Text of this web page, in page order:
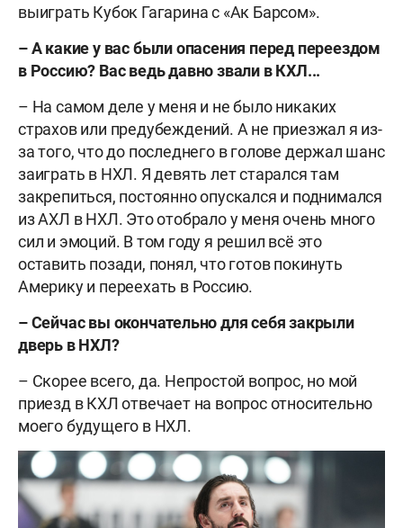
выиграть Кубок Гагарина с «Ак Барсом».
–А какие у вас были опасения перед переездом
в Россию? Вас ведь давно звали в КХЛ...
– На самом деле у меня и не было никаких
страхов или предубеждений. А не приезжал я из-
за того, что до последнего в голове держал шанс
заиграть в НХЛ. Я девять лет старался там
закрепиться, постоянно опускался и поднимался
из АХЛ в НХЛ. Это отобрало у меня очень много
сил и эмоций. В том году я решил всё это
оставить позади, понял, что готов покинуть
Америку и переехать в Россию.
–Сейчас вы окончательно для себя закрыли
дверь в НХЛ?
– Скорее всего, да. Непростой вопрос, но мой
приезд в КХЛ отвечает на вопрос относительно
моего будущего в НХЛ.